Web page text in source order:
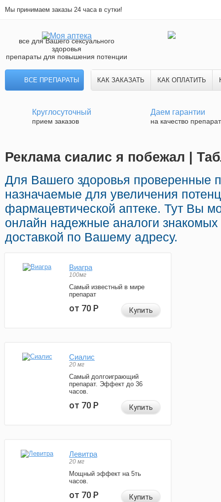
Мы принимаем заказы 24 часа в сутки!
все для Вашего сексуального
здоровья
препараты для повышения потенции
ВСЕ ПРЕПАРАТЫ КАК ЗАКАЗАТЬ КАК ОПЛАТИТЬ
Круглосуточный
прием заказов
Даем гарантии
на качество
Реклама сиалис я побежал |
Для Вашего здоровья проверенные
назначаемые для увеличения
фармацевтической аптеке. Тут Вы
онлайн надежные аналоги
доставкой по Вашему адресу.
Виагра
100мг
Самый известный в мире
препарат
от 70Р Купить
Сиалис
20 мг
Самый долгоиграющий
препарат. Эффект до 36
часов.
от 70Р Купить
Левитра
20 мг
Мощный эффект на 5ть
часов.
от 70Р Купить